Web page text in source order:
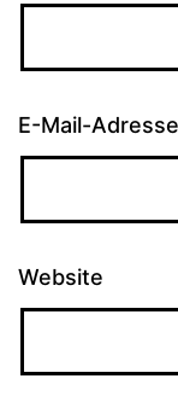
E-Mail-Adresse
Website